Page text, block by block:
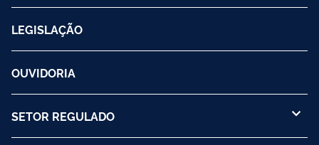
LEGISLAÇÃO
OUVIDORIA
SETOR REGULADO